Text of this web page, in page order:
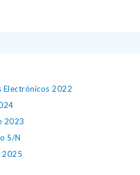
Electrónicos 2022
2023
S/N
2025